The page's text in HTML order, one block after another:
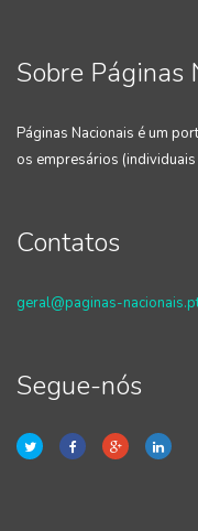
Sobre Páginas
Páginas Nacionais é um
os empresários
Contatos
geral@paginas-
Segue-nós